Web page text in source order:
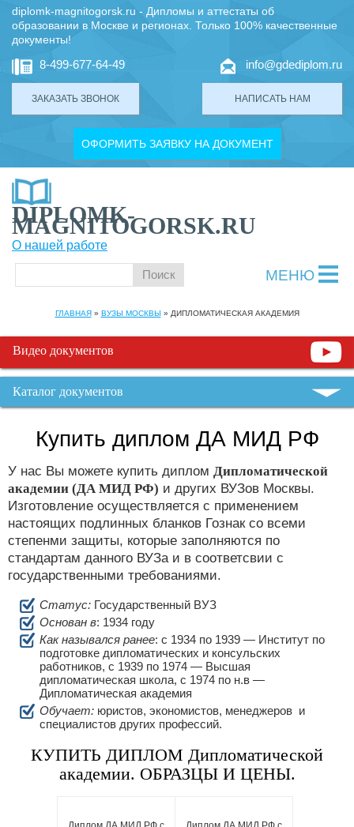
diplomk-magnitogorsk.ru - Дипломы и аттестаты об
образовании в Москве и регионах. Только 100% качественные
документы!
8-499-677-64-49
ЗАКАЗАТЬ ЗВОНОК
info@gdediplom.ru
НАПИСАТЬ НАМ
ОФОРМИТЬ ЗАЯВКУ НА ДОКУМЕНТ
DIPLOMK-
MAGNITOGORSK.RU
О нашей работе
МЕНЮ
ГЛАВНАЯ» ВУЗЫ МОСКВЫ » ДИПЛОМАТИЧЕСКАЯ АКАДЕМИЯ
Видео документов
Каталог документов
Купить диплом ДА МИД РФ
У нас Вы можете купить диплом Дипломатической
академии (ДА МИД РФ) и других ВУЗов Москвы.
Изготовление осуществляется с применением
настоящих подлинных бланков Гознак со всеми
степенми защиты, которые заполняются по
стандартам данного ВУЗа и в соответсвии с
государственными требованиями.
Статус: Государственный ВУЗ
Основан в: 1934 году
Как назывался ранее: c 1934 по 1939 — Институт по
подготовке дипломатических и консульских
работников, с 1939 по 1974 — Высшая
дипломатическая школа, с 1974 по н.в —
Дипломатическая академия
Обучает: юристов, экономистов, менеджеров и
специалистов других профессий.
КУПИТЬ ДИПЛОМ Дипломатической
академии. ОБРАЗЦЫ И ЦЕНЫ.